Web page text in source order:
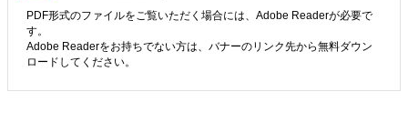
PDF形式のファイルをご覧いただく場合には、Adobe Readerが必要で
す。
Adobe Readerをお持ちでない方は、バナーのリンク先から無料ダウン
ロードしてください。